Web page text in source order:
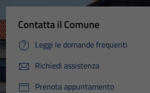
Contatta il Comune
Leggi le domande frequenti
Richiedi assistenza
Prenota appuntamento